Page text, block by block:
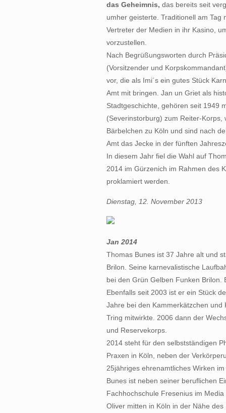
das Geheimnis, das bereits seit
umher geisterte. Traditionell am Tag
Vertreter der Medien in ihr Kasino,
vorzustellen.
Nach Begrüßungsworten durch
(Vorsitzender und
vor, die als Imi´s ein gutes Stück
Amt mit bringen. Jan un Griet als
Stadtgeschichte, gehören seit 1949
(Severinstorburg) zum Reiter-Korps,
Bärbelchen zu Köln und sind nach
Amt das Jecke in der fünften
In diesem Jahr fiel die Wahl auf
2014 im Gürzenich im Rahmen des
proklamiert werden.
Dienstag, 12. November 2013
Jan 2014
Thomas Bunes ist 37 Jahre alt und
Brilon. Seine karnevalistische
bei den Grün Gelben Funken Brilon.
Ebenfalls seit 2003 ist er ein Stück
Jahre bei den Kammerkätzchen und
Tring mitwirkte. 2006 dann der
und Reservekorps.
2014 steht für den selbstständigen
Praxen in Köln, neben der
25jähriges ehrenamtliches Wirken
Bunes ist neben seiner beruflichen
Fachhochschule Fresenius im
Oliver mitten in Köln in der Nähe